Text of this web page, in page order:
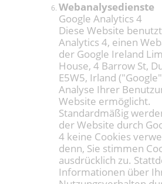
Webanalysedienste
Google Analytics 4
Diese Website
Analytics 4, einen
der Google Ireland
House, 4 Barrow St,
E5W5, Irland
Analyse Ihrer
Website ermöglicht.
Standardmäßig
der Website durch
4 keine Cookies
denn, Sie stimmen
ausdrücklich zu.
Informationen über